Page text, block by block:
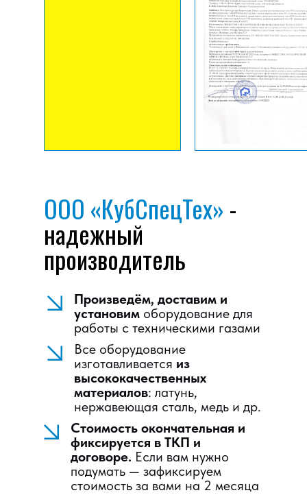
ООО «КубСпецТех» -
надежный
производитель
Произведём, доставим и
установим оборудование для
работы с техническими газами
Все оборудование
изготавливается из
высококачественных
материалов: латунь,
нержавеющая сталь, медь и др.
Стоимость окончательная и
фиксируется в ТКП и
договоре. Если вам нужно
подумать — зафиксируем
стоимость за вами на 2 месяца